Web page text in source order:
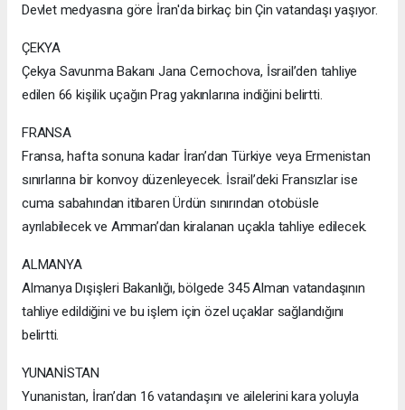
Devlet medyasına göre İran'da birkaç bin Çin vatandaşı yaşıyor.
ÇEKYA
Çekya Savunma Bakanı Jana Cernochova, İsrail’den tahliye
edilen 66 kişilik uçağın Prag yakınlarına indiğini belirtti.
FRANSA
Fransa, hafta sonuna kadar İran’dan Türkiye veya Ermenistan
sınırlarına bir konvoy düzenleyecek. İsrail’deki Fransızlar ise
cuma sabahından itibaren Ürdün sınırından otobüsle
ayrılabilecek ve Amman’dan kiralanan uçakla tahliye edilecek.
ALMANYA
Almanya Dışişleri Bakanlığı, bölgede 345 Alman vatandaşının
tahliye edildiğini ve bu işlem için özel uçaklar sağlandığını
belirtti.
YUNANİSTAN
Yunanistan, İran’dan 16 vatandaşını ve ailelerini kara yoluyla